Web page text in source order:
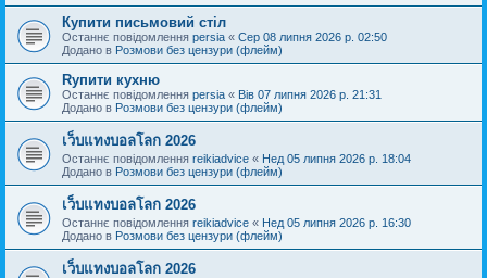
Купити письмовий стіл
Останнє повідомлення persia « Сер 08 липня 2026 р. 02:50
Додано в Розмови без цензури (флейм)
Rупити кухню
Останнє повідомлення persia « Вів 07 липня 2026 р. 21:31
Додано в Розмови без цензури (флейм)
เว็บแทงบอลโลก 2026
Останнє повідомлення reikiadvice « Нед 05 липня 2026 р. 18:04
Додано в Розмови без цензури (флейм)
เว็บแทงบอลโลก 2026
Останнє повідомлення reikiadvice « Нед 05 липня 2026 р. 16:30
Додано в Розмови без цензури (флейм)
เว็บแทงบอลโลก 2026